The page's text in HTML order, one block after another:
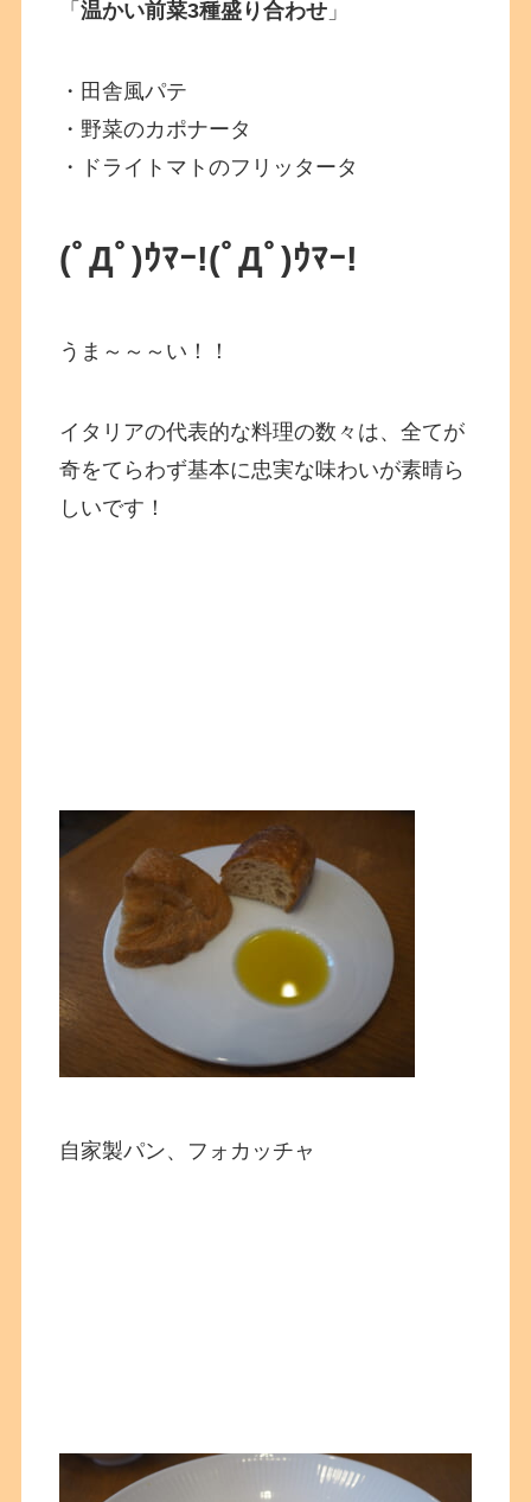
「温かい前菜3種盛り合わせ 」
・田舎風パテ
・野菜のカポナータ
・ドライトマトのフリッタータ
(ﾟДﾟ)ｳﾏｰ!(ﾟДﾟ)ｳﾏｰ!
うま～～～い！！
イタリアの代表的な料理の数々は、全てが
奇をてらわず基本に忠実な味わいが素晴ら
しいです！
自家製パン、フォカッチャ